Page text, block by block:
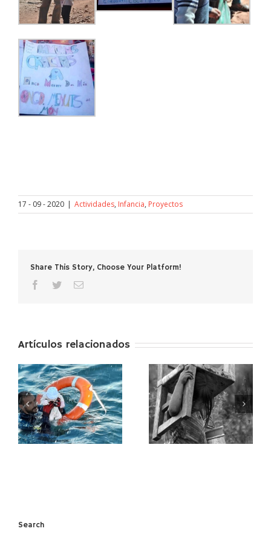
17 - 09 - 2020 | Actividades, Infancia, Proyectos
Share This Story, Choose Your Platform!
facebooktwitterCorreo
Artículos relacionados
Juntas podemos
llegar más lejos
PARTICIPAMOS DEL
COMERCIO JUSTO I
ECONOMIAS
TRANSFORMADORAS
Search